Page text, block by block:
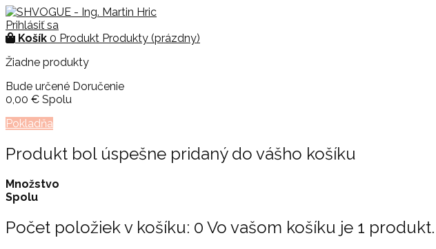
Prihlásiť sa
Košík 0 Produkt Produkty (prázdny)
Žiadne produkty
Bude určené Doručenie
0,00 € Spolu
Pokladňa
Produkt bol úspešne pridaný do vášho košíku
Množstvo
Spolu
Počet položiek v košíku: 0 Vo vašom košíku je 1 produkt.